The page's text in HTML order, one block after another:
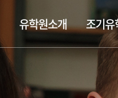
유학원소개
신세기 집중 케어시스템
조기유
싱가폴국제학교 싱가폴사
장학금유학 조기유학
싱가폴